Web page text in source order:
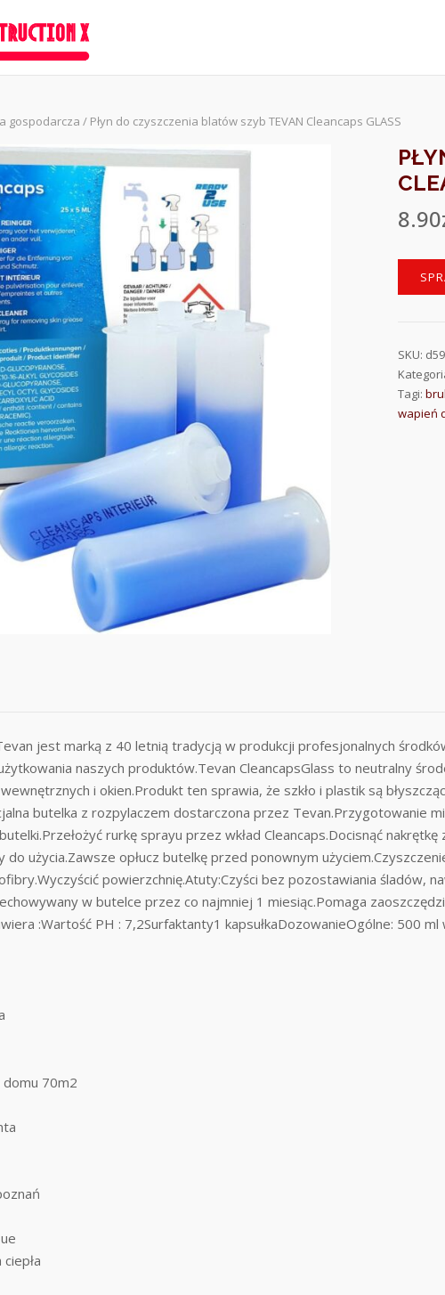
gospodarcza / Płyn do czyszczenia blatów szyb TEVAN Cleancaps GLASS
8.90
SKU:
Tagi:
wapień
jest marką z 40 letnią tradycją w produkcji profesjonalnych
naszych produktów.Tevan CleancapsGlass to neutralny
i okien.Produkt ten sprawia, że szkło i plastik są
butelka z rozpylaczem dostarczona przez Tevan.Przygotowanie
rurkę sprayu przez wkład Cleancaps.Docisnąć
użycia.Zawsze opłucz butelkę przed ponownym
powierzchnię.Atuty:Czyści bez pozostawiania śladów,
w butelce przez co najmniej 1 miesiąc.Pomaga
:Wartość PH : 7,2Surfaktanty1 kapsułkaDozowanieOgólne: 500
70m2